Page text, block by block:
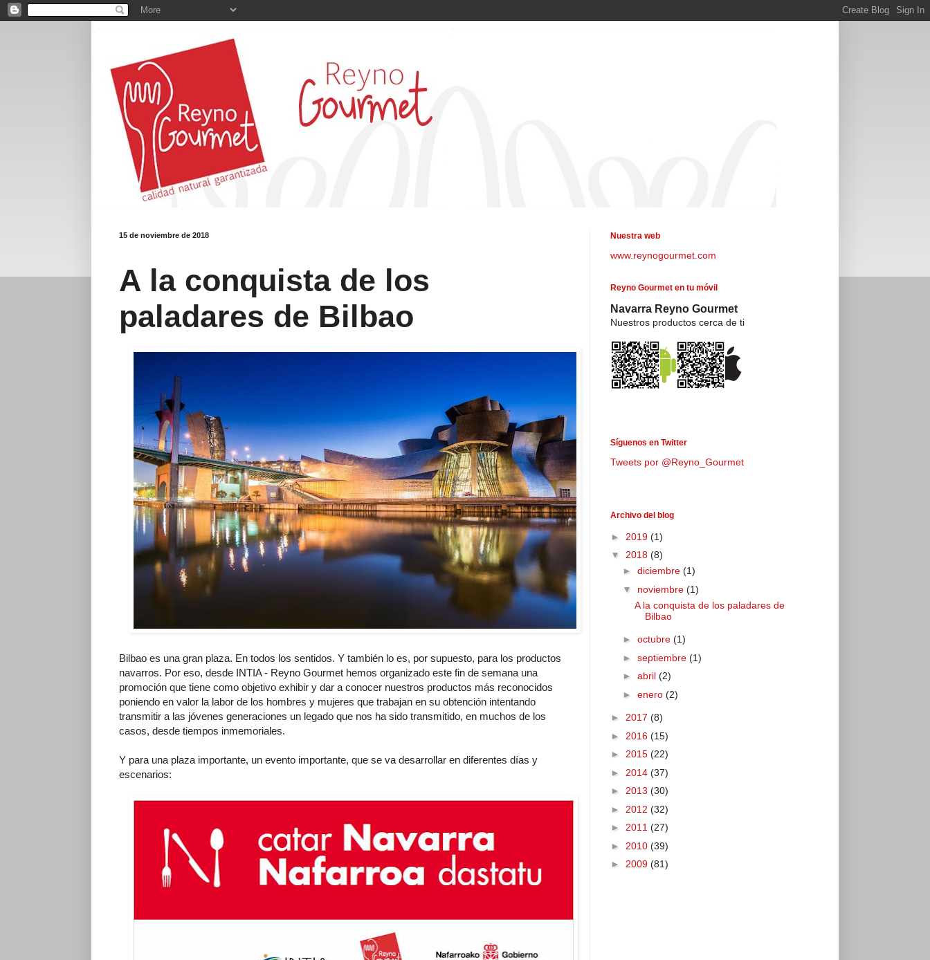
15 de noviembre de 2018
A la conquista de los
paladares de Bilbao
Bilbao es una gran plaza. En todos los sentidos. Y también lo es, por supuesto, para los productos
navarros. Por eso, desde INTIA - Reyno Gourmet hemos organizado este fin de semana una
promoción que tiene como objetivo exhibir y dar a conocer nuestros productos más reconocidos
poniendo en valor la labor de los hombres y mujeres que trabajan en su obtención intentando
transmitir a las jóvenes generaciones un legado que nos ha sido transmitido, en muchos de los
casos, desde tiempos inmemoriales.
Y para una plaza importante, un evento importante, que se va desarrollar en diferentes días y
escenarios:
Nuestra web
www.reynogourmet.com
Reyno Gourmet en tu móvil
Navarra Reyno Gourmet
Nuestros productos cerca de ti
Síguenos en Twitter
Tweets por @Reyno_Gourmet
Archivo del blog
► 2019 (1)
▼ 2018 (8)
► diciembre (1)
▼ noviembre (1)
A la conquista de los paladares de
Bilbao
► octubre (1)
► septiembre (1)
► abril (2)
► enero (2)
► 2017 (8)
► 2016 (15)
► 2015 (22)
► 2014 (37)
► 2013 (30)
► 2012 (32)
► 2011 (27)
► 2010 (39)
► 2009 (81)